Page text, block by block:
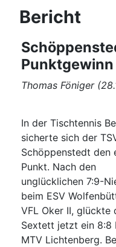
Bericht
Punktgewinn
Thomas Föniger
In der Tischtennis
sicherte sich der
Schöppenstedt den
Punkt. Nach den
unglücklichen 7:9-
beim ESV
VFL Oker II, glückte
Sextett jetzt ein 8:8
MTV Lichtenberg.